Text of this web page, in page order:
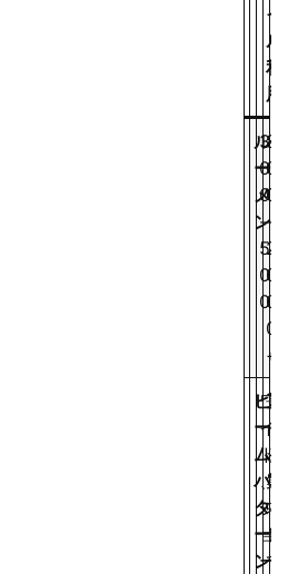
イ
ル
利
用
ル
ー
メ
ン
3
0
0
-
5
0
0
8
0
0
-
2
0
0
0
+
ビ
ー
ム
パ
タ
ー
ン
ワ
イ
ド
、
シ
ョ
ー
長
く
、
集
中
し
て